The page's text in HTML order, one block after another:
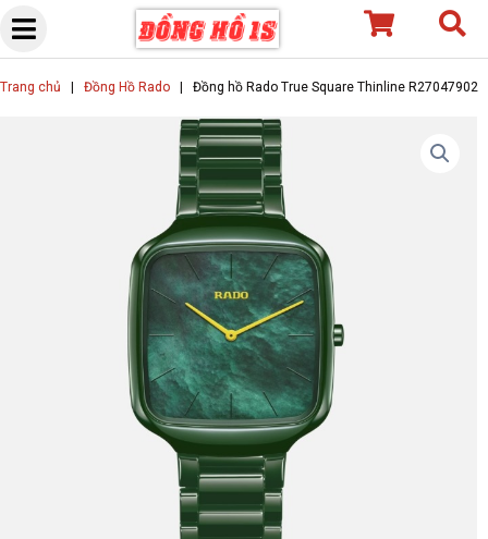
Skip
content
Trang chủ Đồng Hồ Rado Đồng hồ Rado True Square Thinline R27047902